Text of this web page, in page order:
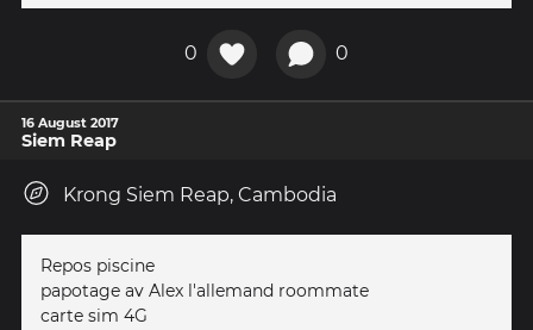
0 0
16 August 2017
Siem Reap
Krong Siem Reap, Cambodia
Repos piscine
papotage av Alex l'allemand roommate
carte sim 4G